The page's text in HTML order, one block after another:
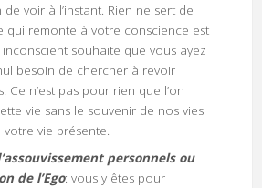
voir à l’instant. Rien ne sert de
qui remonte à votre conscience est
souhaite que vous ayez
besoin de chercher à revoir
Ce n’est pas pour rien que l’on
vie sans le souvenir de nos vies
votre vie présente.
personnels ou
de l’Ego: vous y êtes pour